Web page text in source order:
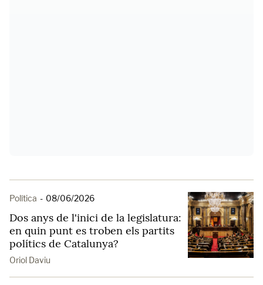
Política - 08/06/2026
Dos anys de l'inici de la legislatura:
en quin punt es troben els partits
polítics de Catalunya?
Oriol Daviu